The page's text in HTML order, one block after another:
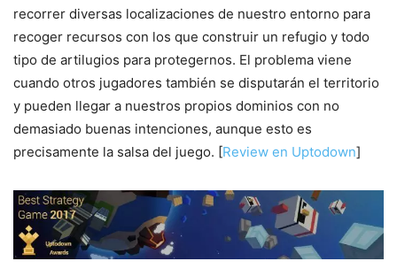
recorrer diversas localizaciones de nuestro entorno para
recoger recursos con los que construir un refugio y todo
tipo de artilugios para protegernos. El problema viene
cuando otros jugadores también se disputarán el territorio
y pueden llegar a nuestros propios dominios con no
demasiado buenas intenciones, aunque esto es
precisamente la salsa del juego. [Review en Uptodown]